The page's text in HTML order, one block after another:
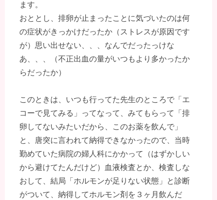
ます。
おととし、排卵が止まったことに気づいたのは何
の症状がきっかけだったか（ストレスが原因です
が）思い出せない、、、なんでだったっけな
あ、、、（不正出血の量がいつもより多かったか
らだったか）
このときは、いつも行ってた先生のところで「エ
コーで見てみる」ってなって、みてもらって「排
卵してないみたいだから、このお薬を飲んで」
と、唐突に言われて納得できなかったので、当時
勤めていた病院の婦人科にかかって（はずかしい
から避けてたんだけど）血液検査とか、検査しな
おして、結局「ホルモンが足りない状態」と診断
がついて、納得してホルモン剤を３ヶ月飲んだ